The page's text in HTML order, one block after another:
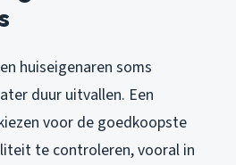
huiseigenaren soms
duur uitvallen. Een
voor de goedkoopste
te controleren, vooral in